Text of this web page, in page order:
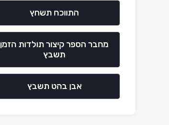
התווכח תשחץ
מחבר הספר קיצור תולדות הזמן
תשבץ
אבן בהט תשבץ